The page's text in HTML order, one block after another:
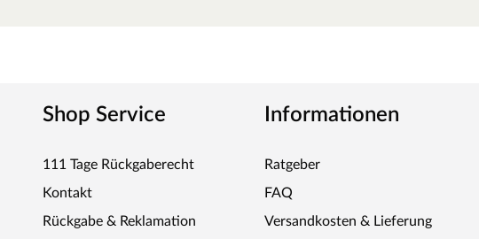
Shop Service
111 Tage Rückgaberecht
Kontakt
Rückgabe & Reklamation
Informationen
Ratgeber
FAQ
Versandkosten & Lieferung